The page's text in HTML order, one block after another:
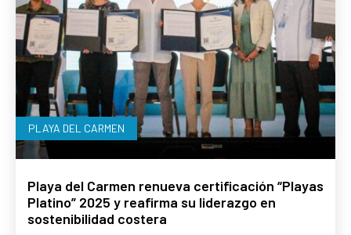
PLAYA DEL CARMEN
Playa del Carmen renueva certificación “Playas
Platino” 2025 y reafirma su liderazgo en
sostenibilidad costera